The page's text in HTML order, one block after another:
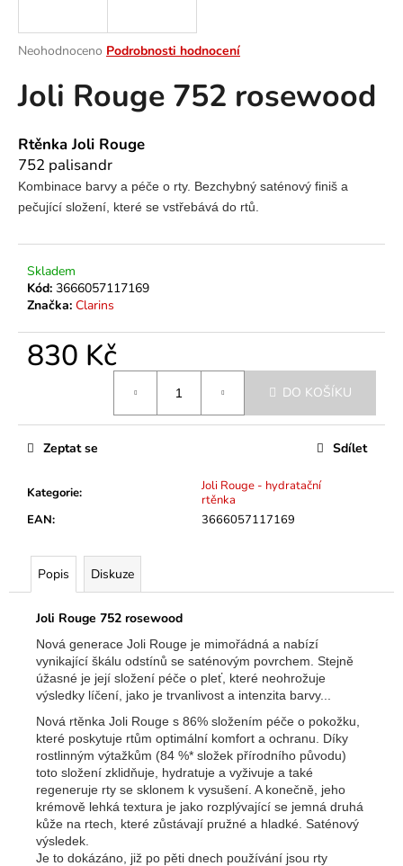
Průměrné
produktu
je
z
5
hvězdiček.
Neohodnoceno Podrobnosti hodnocení
Joli Rouge 752 rosewood
Rtěnka Joli Rouge
752 palisandr
Kombinace barvy a péče o rty. Bezchybný saténový finiš a
pečující složení, které se vstřebává do rtů.
Skladem
Kód: 3666057117169
Značka: Clarins
830 Kč
DO KOŠÍKU
Kategorie:
Joli Rouge - hydratační
rtěnka
EAN: 3666057117169
Zeptat se Sdílet
Popis Diskuze
Joli Rouge 752 rosewood
Nová generace Joli Rouge je mimořádná a nabízí
vynikající škálu odstínů se saténovým povrchem. Stejně
úžasné je její složení péče o pleť, které neohrožuje
výsledky líčení, jako je trvanlivost a intenzita barvy...
Nová rtěnka Joli Rouge s 86% složením péče o pokožku,
které poskytuje rtům optimální komfort a ochranu. Díky
rostlinným výtažkům (84 %* složek přírodního původu)
toto složení zklidňuje, hydratuje a vyživuje a také
regeneruje rty se sklonem k vysušení. A konečně, jeho
krémově lehká textura je jako rozplývající se jemná druhá
kůže na rtech, které zůstávají pružné a hladké. Saténový
výsledek.
Je to dokázáno, již po pěti dnech používání jsou rty
j
t
?
HLEDAT
D
o
p
u
m